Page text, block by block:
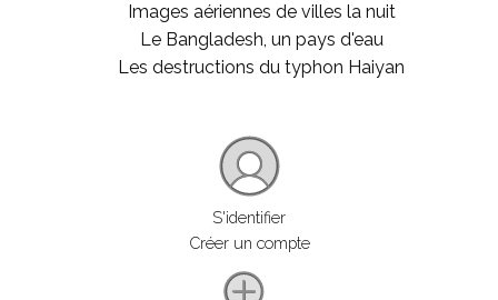
Images aériennes de villes la nuit
Le Bangladesh, un pays d'eau
Les destructions du typhon Haiyan
S'identifier
Créer un compte